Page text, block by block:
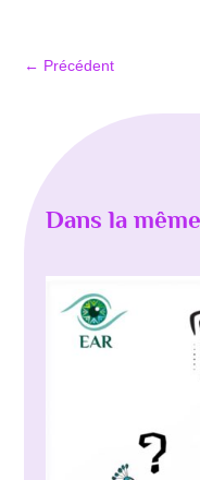
← Précédent
Dans la